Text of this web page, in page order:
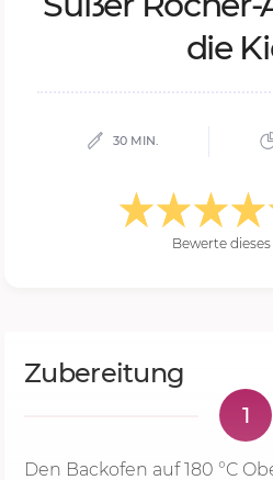
die
30 MIN.
Bewerte
Zubereitung
1
Den Backofen auf180 °C